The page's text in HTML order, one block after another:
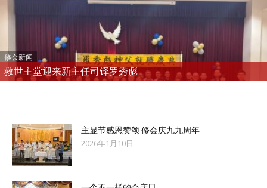
修会新闻
救世主堂迎来新主任司铎罗秀彪
主显节感恩赞颂 修会庆九九周年
2026年1月10日